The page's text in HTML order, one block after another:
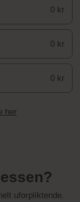
0 kr
0 kr
0 kr
her
uforpliktende.